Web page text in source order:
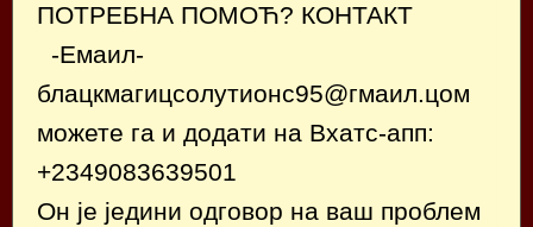
ПОТРЕБНА ПОМОЋ? КОНТАКТ
-Емаил-
блацкмагицсолутионс95@гмаил.цом
можете га и додати на Вхатс-апп:
+2349083639501
Он је једини одговор на ваш проблем